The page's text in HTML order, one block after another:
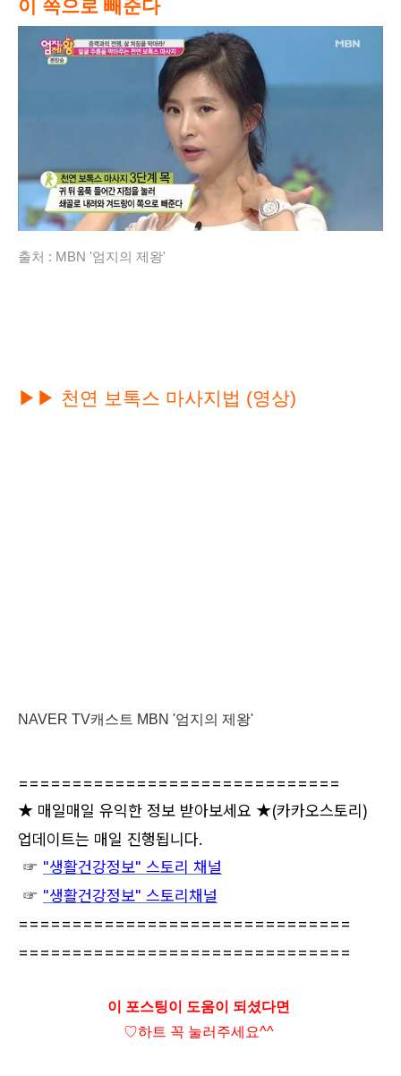
이 쪽으로 빼준다
출처 : MBN '엄지의 제왕'
▶▶ 천연 보톡스 마사지법 (영상)
NAVER TV캐스트 MBN '엄지의 제왕'
==============================
★ 매일매일 유익한 정보 받아보세요 ★(카카오스토리)
업데이트는 매일 진행됩니다.
☞ "생활건강정보" 스토리 채널
☞ "생활건강정보" 스토리채널
===============================
===============================
이 포스팅이 도움이 되셨다면
♡하트 꼭 눌러주세요^^